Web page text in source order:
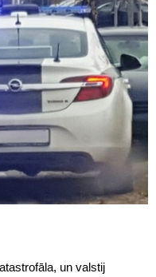
un valstij